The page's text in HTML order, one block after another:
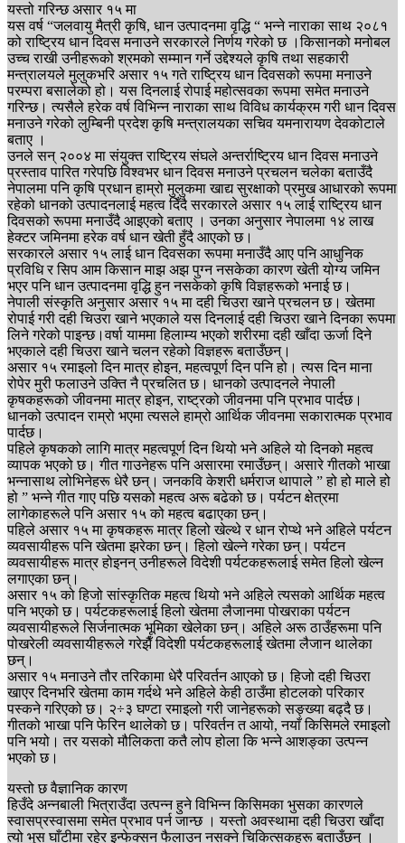
यस्तो गरिन्छ असार १५ मा
यस वर्ष “जलवायु मैत्री कृषि, धान उत्पादनमा वृद्धि “ भन्ने नाराका साथ २०८१
को राष्ट्रिय धान दिवस मनाउने सरकारले निर्णय गरेको छ ।किसानको मनोबल
उच्च राखी उनीहरूको श्रमको सम्मान गर्ने उद्देश्यले कृषि तथा सहकारी
मन्त्रालयले मुलुकभरि असार १५ गते राष्ट्रिय धान दिवसको रूपमा मनाउने
परम्परा बसालेको हो। यस दिनलाई रोपाई महोत्सवका रूपमा समेत मनाउने
गरिन्छ। त्यसैले हरेक वर्ष विभिन्न नाराका साथ विविध कार्यक्रम गरी धान दिवस
मनाउने गरेको लुम्बिनी प्रदेश कृषि मन्त्रालयका सचिव यमनारायण देवकोटाले
बताए ।
उनले सन् २००४ मा संयुक्त राष्ट्रिय संघले अन्तर्राष्ट्रिय धान दिवस मनाउने
प्रस्ताव पारित गरेपछि विश्वभर धान दिवस मनाउने प्रचलन चलेका बताउँदै
नेपालमा पनि कृषि प्रधान हाम्रो मुलुकमा खाद्य सुरक्षाको प्रमुख आधारको रूपमा
रहेको धानको उत्पादनलाई महत्व दिँदै सरकारले असार १५ लाई राष्ट्रिय धान
दिवसको रूपमा मनाउँदै आइएको बताए । उनका अनुसार नेपालमा १४ लाख
हेक्टर जमिनमा हरेक वर्ष धान खेती हुँदै आएको छ।
सरकारले असार १५ लाई धान दिवसका रूपमा मनाउँदै आए पनि आधुनिक
प्रविधि र सिप आम किसान माझ अझ पुग्न नसकेका कारण खेती योग्य जमिन
भएर पनि धान उत्पादनमा वृद्धि हुन नसकेको कृषि विज्ञहरूको भनाई छ।
नेपाली संस्कृति अनुसार असार १५ मा दही चिउरा खाने प्रचलन छ। खेतमा
रोपाई गरी दही चिउरा खाने भएकाले यस दिनलाई दही चिउरा खाने दिनका रूपमा
लिने गरेको पाइन्छ।वर्षा याममा हिलाम्य भएको शरीरमा दही खाँदा ऊर्जा दिने
भएकाले दही चिउरा खाने चलन रहेको विज्ञहरू बताउँछन्।
असार १५ रमाइलो दिन मात्र होइन, महत्वपूर्ण दिन पनि हो। त्यस दिन माना
रोपेर मुरी फलाउने उक्ति नै प्रचलित छ। धानको उत्पादनले नेपाली
कृषकहरूको जीवनमा मात्र होइन, राष्ट्रको जीवनमा पनि प्रभाव पार्दछ।
धानको उत्पादन राम्रो भएमा त्यसले हाम्रो आर्थिक जीवनमा सकारात्मक प्रभाव
पार्दछ।
पहिले कृषकको लागि मात्र महत्वपूर्ण दिन थियो भने अहिले यो दिनको महत्व
व्यापक भएको छ। गीत गाउनेहरू पनि असारमा रमाउँछन्। असारे गीतको भाखा
भन्नासाथ लोभिनेहरू धेरै छन्। जनकवि केशरी धर्मराज थापाले ” हो हो माले हो
हो ” भन्ने गीत गाए पछि यसको महत्व अरू बढेको छ। पर्यटन क्षेत्रमा
लागेकाहरूले पनि असार १५ को महत्व बढाएका छन्।
पहिले असार १५ मा कृषकहरू मात्र हिलो खेल्थे र धान रोप्थे भने अहिले पर्यटन
व्यवसायीहरू पनि खेतमा झरेका छन्। हिलो खेल्ने गरेका छन्। पर्यटन
व्यवसायीहरू मात्र होइनन् उनीहरूले विदेशी पर्यटकहरूलाई समेत हिलो खेल्न
लगाएका छन्।
असार १५ को हिजो सांस्कृतिक महत्व थियो भने अहिले त्यसको आर्थिक महत्व
पनि भएको छ। पर्यटकहरूलाई हिलो खेतमा लैजानमा पोखराका पर्यटन
व्यवसायीहरूले सिर्जनात्मक भूमिका खेलेका छन्। अहिले अरू ठाउँहरूमा पनि
पोखरेली व्यवसायीहरूले गरेझैँ विदेशी पर्यटकहरूलाई खेतमा लैजान थालेका
छन्।
असार १५ मनाउने तौर तरिकामा धेरै परिवर्तन आएको छ। हिजो दही चिउरा
खाएर दिनभरि खेतमा काम गर्दथे भने अहिले केही ठाउँमा होटलको परिकार
पस्कने गरिएको छ। २÷३ घण्टा रमाइलो गरी जानेहरूको सङ्ख्या बढ्दै छ।
गीतको भाखा पनि फेरिन थालेको छ। परिवर्तन त आयो, नयाँ किसिमले रमाइलो
पनि भयो। तर यसको मौलिकता कतै लोप होला कि भन्ने आशङ्का उत्पन्न
भएको छ।
यस्तो छ वैज्ञानिक कारण
हिउँदे अन्नबाली भित्राउँदा उत्पन्न हुने विभिन्न किसिमका भुसका कारणले
स्वासप्रस्वासमा समेत प्रभाव पर्न जान्छ । यस्तो अवस्थामा दही चिउरा खाँदा
त्यो भुस घाँटीमा रहेर इन्फेक्सन फैलाउन नसक्ने चिकित्सकहरू बताउँछन् ।